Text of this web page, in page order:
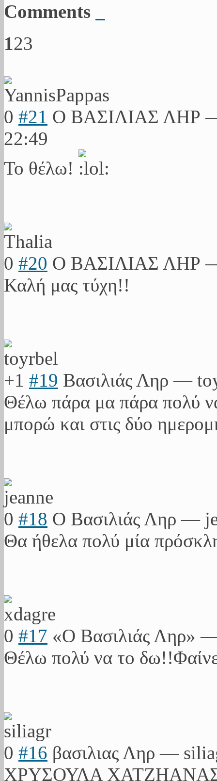
Comments
123
0 #21 Ο ΒΑΣΙΛΙΑΣ ΛΗΡ
22:49
Το θέλω!
0 #20 Ο ΒΑΣΙΛΙΑΣ ΛΗΡ
Καλή μας τύχη!!
+1 #19 Βασιλιάς Ληρ —
Θέλω πάρα μα πάρα πολύ
μπορώ και στις δύο
0 #18 Ο Βασιλιάς Ληρ —
Θα ήθελα πολύ μία
0 #17 «Ο Βασιλιάς Ληρ»
Θέλω πολύ να το
0 #16 βασιλιας Ληρ —
ΧΡΥΣΟΥΛΑ